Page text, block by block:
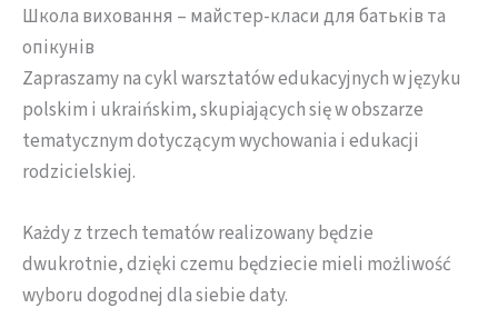
Школа виховання – майстер-класи для батьків та
опікунів
Zapraszamy na cykl warsztatów edukacyjnych w języku
polskim i ukraińskim, skupiających się w obszarze
tematycznym dotyczącym wychowania i edukacji
rodzicielskiej.
Każdy z trzech tematów realizowany będzie
dwukrotnie, dzięki czemu będziecie mieli możliwość
wyboru dogodnej dla siebie daty.